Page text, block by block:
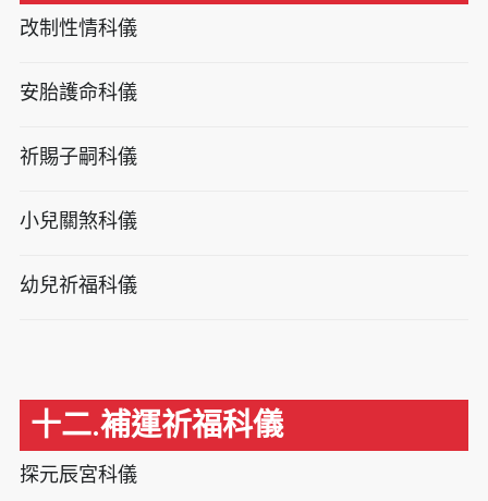
改制性情科儀
安胎護命科儀
祈賜子嗣科儀
小兒關煞科儀
幼兒祈福科儀
十二.補運祈福科儀
探元辰宮科儀